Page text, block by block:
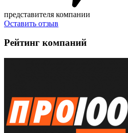
представителя компании
Оставить отзыв
Рейтинг компаний